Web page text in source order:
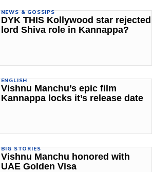
NEWS & GOSSIPS
DYK THIS Kollywood star rejected
lord Shiva role in Kannappa?
ENGLISH
Vishnu Manchu’s epic film
Kannappa locks it’s release date
BIG STORIES
Vishnu Manchu honored with
UAE Golden Visa